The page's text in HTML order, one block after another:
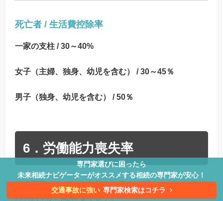
死亡者 / 生活費控除率
一家の支柱 / 30～40%
女子（主婦、独身、幼児を含む） / 30～45％
男子（独身、幼児を含む） / 50％
6．労働能力喪失率
後遺障害による逸失利益を計算する場合には、労働能
専門家選びに困ったら
未来相続ナビゲーターがオススメする相続の専門家が安心！
交通事故に強い 専門家検索はコチラ